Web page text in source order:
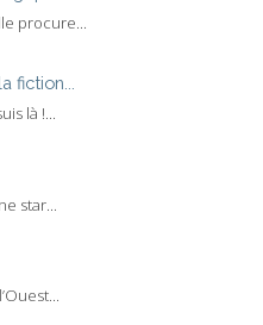
procure...
fiction...
là !...
star...